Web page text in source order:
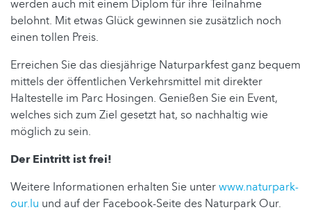
werden auch mit einem Diplom für ihre Teilnahme
belohnt. Mit etwas Glück gewinnen sie zusätzlich noch
einen tollen Preis.
Erreichen Sie das diesjährige Naturparkfest ganz bequem
mittels der öffentlichen Verkehrsmittel mit direkter
Haltestelle im Parc Hosingen. Genießen Sie ein Event,
welches sich zum Ziel gesetzt hat, so nachhaltig wie
möglich zu sein.
Der Eintritt ist frei!
Weitere Informationen erhalten Sie unterwww.naturpark-
our.lu und auf der Facebook-Seite des Naturpark Our.